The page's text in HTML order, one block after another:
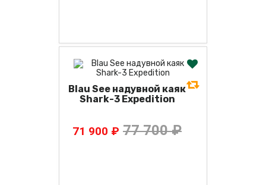
Blau See надувной каяк
Shark-3 Expedition
71 900 ₽ 77 700 ₽